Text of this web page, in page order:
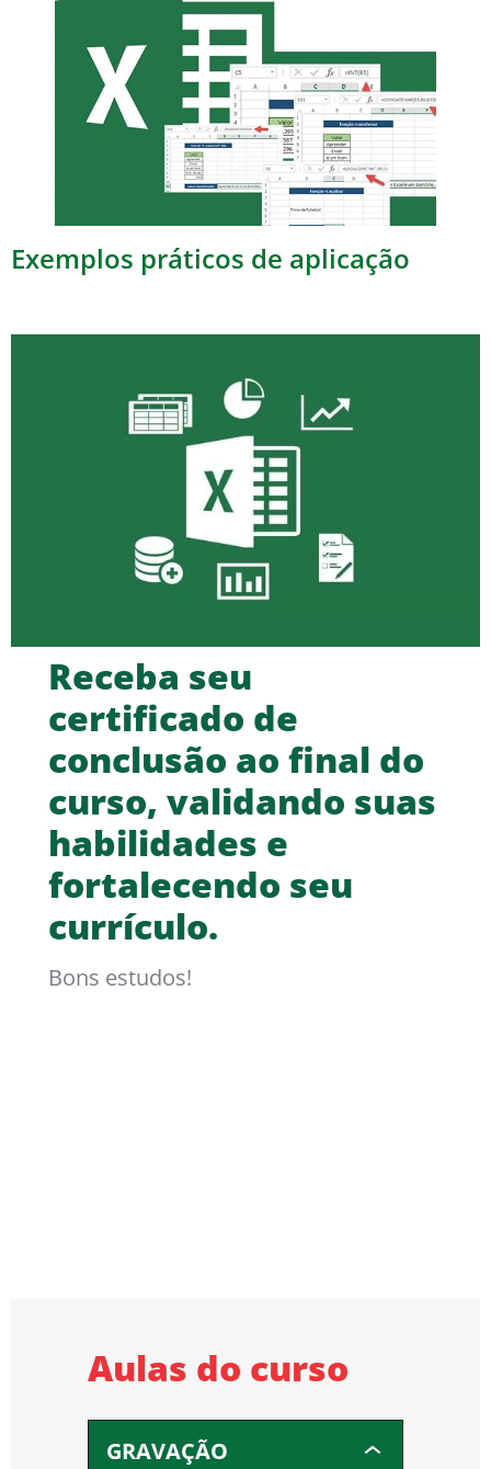
Exemplos práticos de aplicação
Receba seu
certificado de
conclusão ao final do
curso, validando suas
habilidades e
fortalecendo seu
currículo.
Bons estudos!
Aulas do curso
GRAVAÇÃO